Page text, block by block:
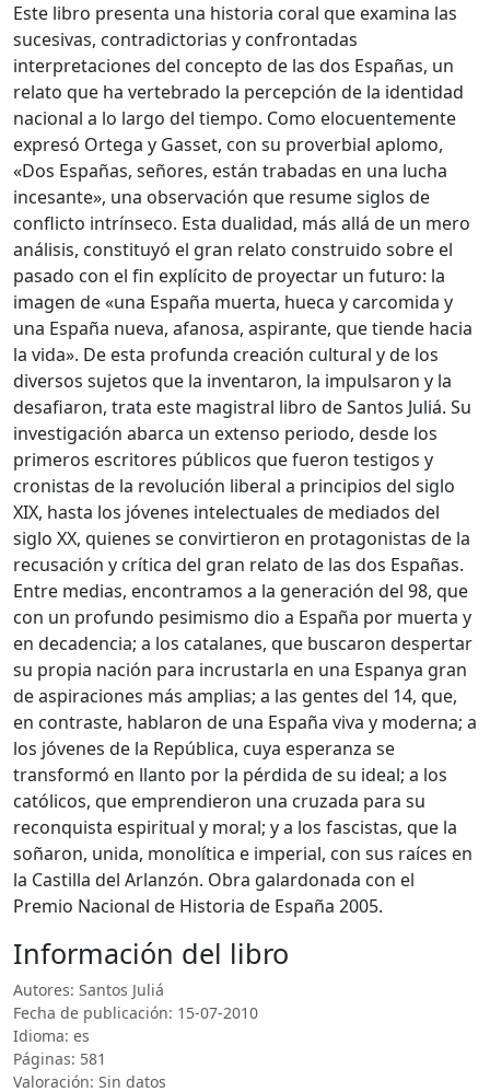
Este libro presenta una historia coral que examina las
sucesivas, contradictorias y confrontadas
interpretaciones del concepto de las dos Españas, un
relato que ha vertebrado la percepción de la identidad
nacional a lo largo del tiempo. Como elocuentemente
expresó Ortega y Gasset, con su proverbial aplomo,
«Dos Españas, señores, están trabadas en una lucha
incesante», una observación que resume siglos de
conflicto intrínseco. Esta dualidad, más allá de un mero
análisis, constituyó el gran relato construido sobre el
pasado con el fin explícito de proyectar un futuro: la
imagen de «una España muerta, hueca y carcomida y
una España nueva, afanosa, aspirante, que tiende hacia
la vida». De esta profunda creación cultural y de los
diversos sujetos que la inventaron, la impulsaron y la
desafiaron, trata este magistral libro de Santos Juliá. Su
investigación abarca un extenso periodo, desde los
primeros escritores públicos que fueron testigos y
cronistas de la revolución liberal a principios del siglo
XIX, hasta los jóvenes intelectuales de mediados del
siglo XX, quienes se convirtieron en protagonistas de la
recusación y crítica del gran relato de las dos Españas.
Entre medias, encontramos a la generación del 98, que
con un profundo pesimismo dio a España por muerta y
en decadencia; a los catalanes, que buscaron despertar
su propia nación para incrustarla en una Espanya gran
de aspiraciones más amplias; a las gentes del 14, que,
en contraste, hablaron de una España viva y moderna; a
los jóvenes de la República, cuya esperanza se
transformó en llanto por la pérdida de su ideal; a los
católicos, que emprendieron una cruzada para su
reconquista espiritual y moral; y a los fascistas, que la
soñaron, unida, monolítica e imperial, con sus raíces en
la Castilla del Arlanzón. Obra galardonada con el
Premio Nacional de Historia de España 2005.
Información del libro
Autores: Santos Juliá
Fecha de publicación: 15-07-2010
Idioma: es
Páginas: 581
Valoración: Sin datos